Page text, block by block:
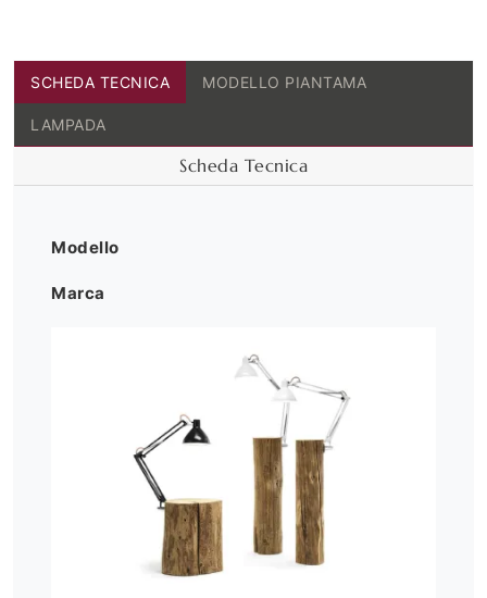
SCHEDA TECNICA MODELLO PIANTAMA
LAMPADA
Scheda Tecnica
Modello
Marca